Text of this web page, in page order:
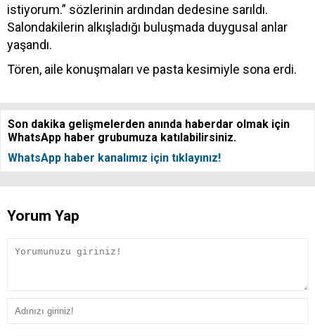
istiyorum.” sözlerinin ardından dedesine sarıldı.
Salondakilerin alkışladığı buluşmada duygusal anlar
yaşandı.
Tören, aile konuşmaları ve pasta kesimiyle sona erdi.
Son dakika gelişmelerden anında haberdar olmak için
WhatsApp haber grubumuza katılabilirsiniz.
WhatsApp haber kanalımız için tıklayınız!
Yorum Yap